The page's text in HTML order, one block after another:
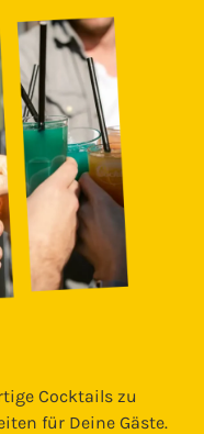
Cocktails zu
für Deine Gäste.